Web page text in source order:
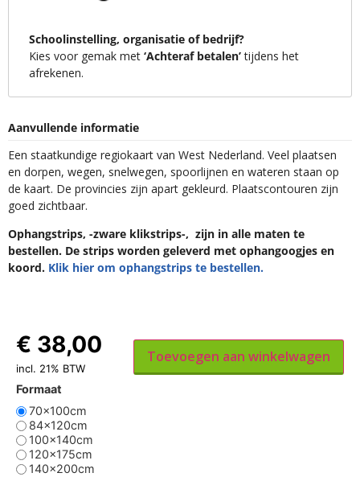
Schoolinstelling, organisatie of bedrijf?
Kies voor gemak met ‘Achteraf betalen’tijdens het
afrekenen.
Aanvullende informatie
Een staatkundige regiokaart van West Nederland. Veel plaatsen
en dorpen, wegen, snelwegen, spoorlijnen en wateren staan op
de kaart. De provincies zijn apart gekleurd. Plaatscontouren zijn
goed zichtbaar.
Ophangstrips, -zware klikstrips-, zijn in alle maten te
bestellen. De strips worden geleverd met ophangoogjes en
koord. Klik hier om ophangstrips te bestellen.
Formaat
70x100cm
84x120cm
100x140cm
120x175cm
140x200cm
€ 38,00
incl. 21% BTW
Toevoegen aan winkelwagen